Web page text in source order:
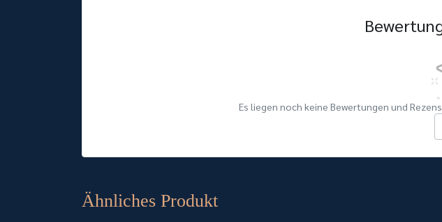
Es liegen noch keine Bewertungen und
Ähnliches Produkt